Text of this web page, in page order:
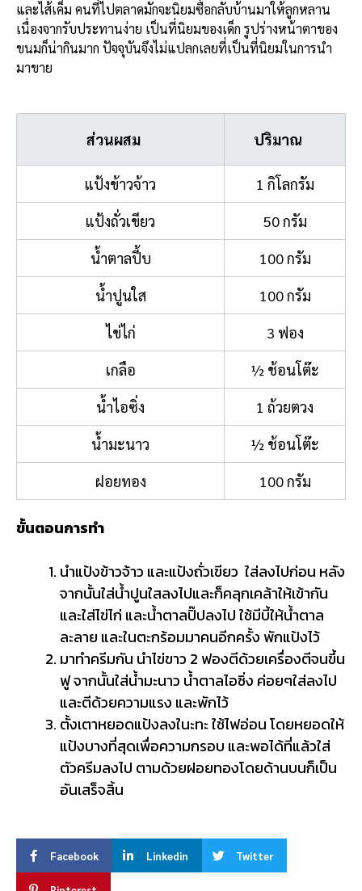
และไส้เค็ม คนที่ไปตลาดมักจะนิยมซื้อกลับบ้านมาให้ลูกหลาน
เนื่องจากรับประทานง่าย เป็นที่นิยมของเด็ก รูปร่างหน้าตาของ
ขนมก็น่ากินมาก ปัจจุบันจึงไม่แปลกเลยที่เป็นที่นิยมในการนำ
มาขาย
ส่วนผสม ปริมาณ
แป้งข้าวจ้าว
1 กิโลกรัม
แป้งถั่วเขียว
50 กรัม
น้ำตาลปี้บ
100 กรัม
น้ำปูนใส
100 กรัม
ไข่ไก่
3 ฟอง
เกลือ
½ ช้อนโต๊ะ
น้ำไอซิ่ง
1 ถ้วยตวง
น้ำมะนาว
½ ช้อนโต๊ะ
ฝอยทอง
100 กรัม
ขั้นตอนการทำ
นำแป้งข้าวจ้าว และแป้งถั่วเขียว ใส่ลงไปก่อน หลัง
จากนั้นใส่น้ำปูนใสลงไปและก็คลุกเคล้าให้เข้ากัน
และใส่ไข่ไก่ และน้ำตาลปิ๊ปลงไป ใช้มีบี้ให้น้ำตาล
ละลาย และในตะกร้อมมาคนอีกครั้ง พักแป้งไว้
มาทำครีมกัน นำไข่ขาว 2 ฟองตีด้วยเครื่องตีจนขึ้น
ฟู จากนั้นใส่น้ำมะนาว น้ำตาลไอซิ่ง ค่อยๆใส่ลงไป
และตีด้วยความแรง และพักไว้
ตั้งเตาหยอดแป้งลงในะทะ ใช้ไฟอ่อน โดยหยอดให้
แป้งบางที่สุดเพื่อความกรอบ และพอได้ที่แล้วใส่
ตัวครีมลงไป ตามด้วยฝอยทองโดยด้านบนก็เป็น
อันเสร็จสิ้น
Facebook Linkedin Twitter